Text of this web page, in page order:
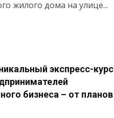
жилого дома на улице...
экспресс-курс
бизнеса – от планов